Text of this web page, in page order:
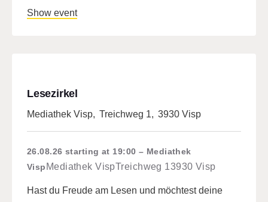
Show event
Lesezirkel
Mediathek Visp, Treichweg 1, 3930 Visp
26.08.26 starting at 19:00
Mediathek
Visp Mediathek VispTreichweg 13930 Visp
Hast du Freude am Lesen und möchtest deine